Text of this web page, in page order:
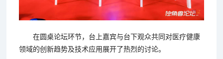
在圆桌论坛环节，台上嘉宾与台下观众共同对医疗健康
领域的创新趋势及技术应用展开了热烈的讨论。